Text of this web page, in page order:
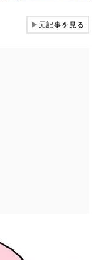
▶元記事を見る